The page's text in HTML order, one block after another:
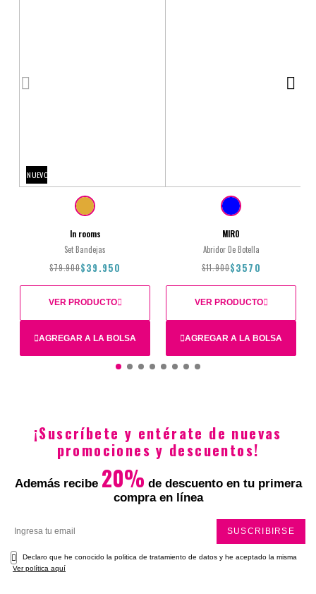
NUEVO
In rooms
Set Bandejas
$79.900$39.950
AGREGAR A LA BOLSA
VER PRODUCTO
$79.900 $39.950
MIRO
Abridor De Botella
$11.900$3570
AGREGAR A LA BOLSA
VER PRODUCTO
$11.900$3570
¡Suscríbete y entérate de nuevas
promociones y descuentos!
Además recibe 20% de descuento en tu primera
compra en línea
SUSCRIBIRSE
Declaro que he conocido la politica de tratamiento de datos y he aceptado la misma
Ver política aquí